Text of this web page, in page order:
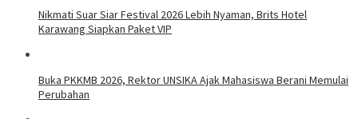
Nikmati Suar Siar Festival 2026 Lebih Nyaman, Brits Hotel
Karawang Siapkan Paket VIP
Buka PKKMB 2026, Rektor UNSIKA Ajak Mahasiswa Berani Memulai
Perubahan